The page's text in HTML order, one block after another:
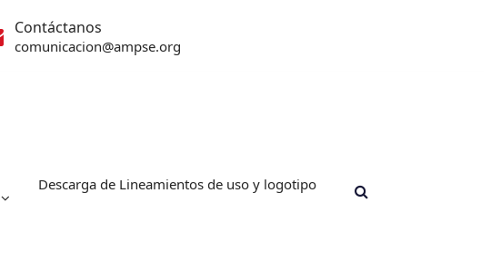
Contáctanos
comunicacion@ampse.org
Descarga de Lineamientos de uso y logotipo